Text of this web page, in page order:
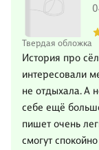
Твердая обложка
История про
интересовали
не отдыхала. А
себе ещё
пишет очень
смогут